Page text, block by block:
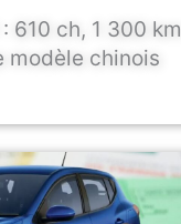
610 ch, 1 300 km
modèle chinois